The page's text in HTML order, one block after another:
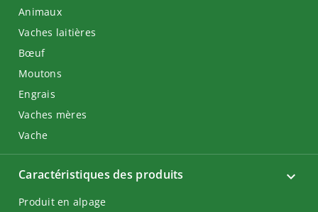
Animaux
Vaches laitières
Bœuf
Moutons
Engrais
Vaches mères
Vache
Caractéristiques des produits
Produit en alpage